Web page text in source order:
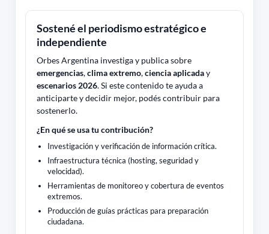
Sostené el periodismo estratégico e
independiente
Orbes Argentina investiga y publica sobre
emergencias,clima extremo,ciencia aplicaday
escenarios 2026. Si este contenido te ayuda a
anticiparte y decidir mejor, podés contribuir para
sostenerlo.
¿En qué se usa tu contribución?
Investigación y verificación de información crítica.
Infraestructura técnica (hosting, seguridad y
velocidad).
Herramientas de monitoreo y cobertura de eventos
extremos.
Producción de guías prácticas para preparación
ciudadana.